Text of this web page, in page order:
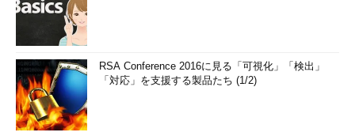
RSA Conference 2016に見る「可視化」「検出」
「対応」を支援する製品たち (1/2)